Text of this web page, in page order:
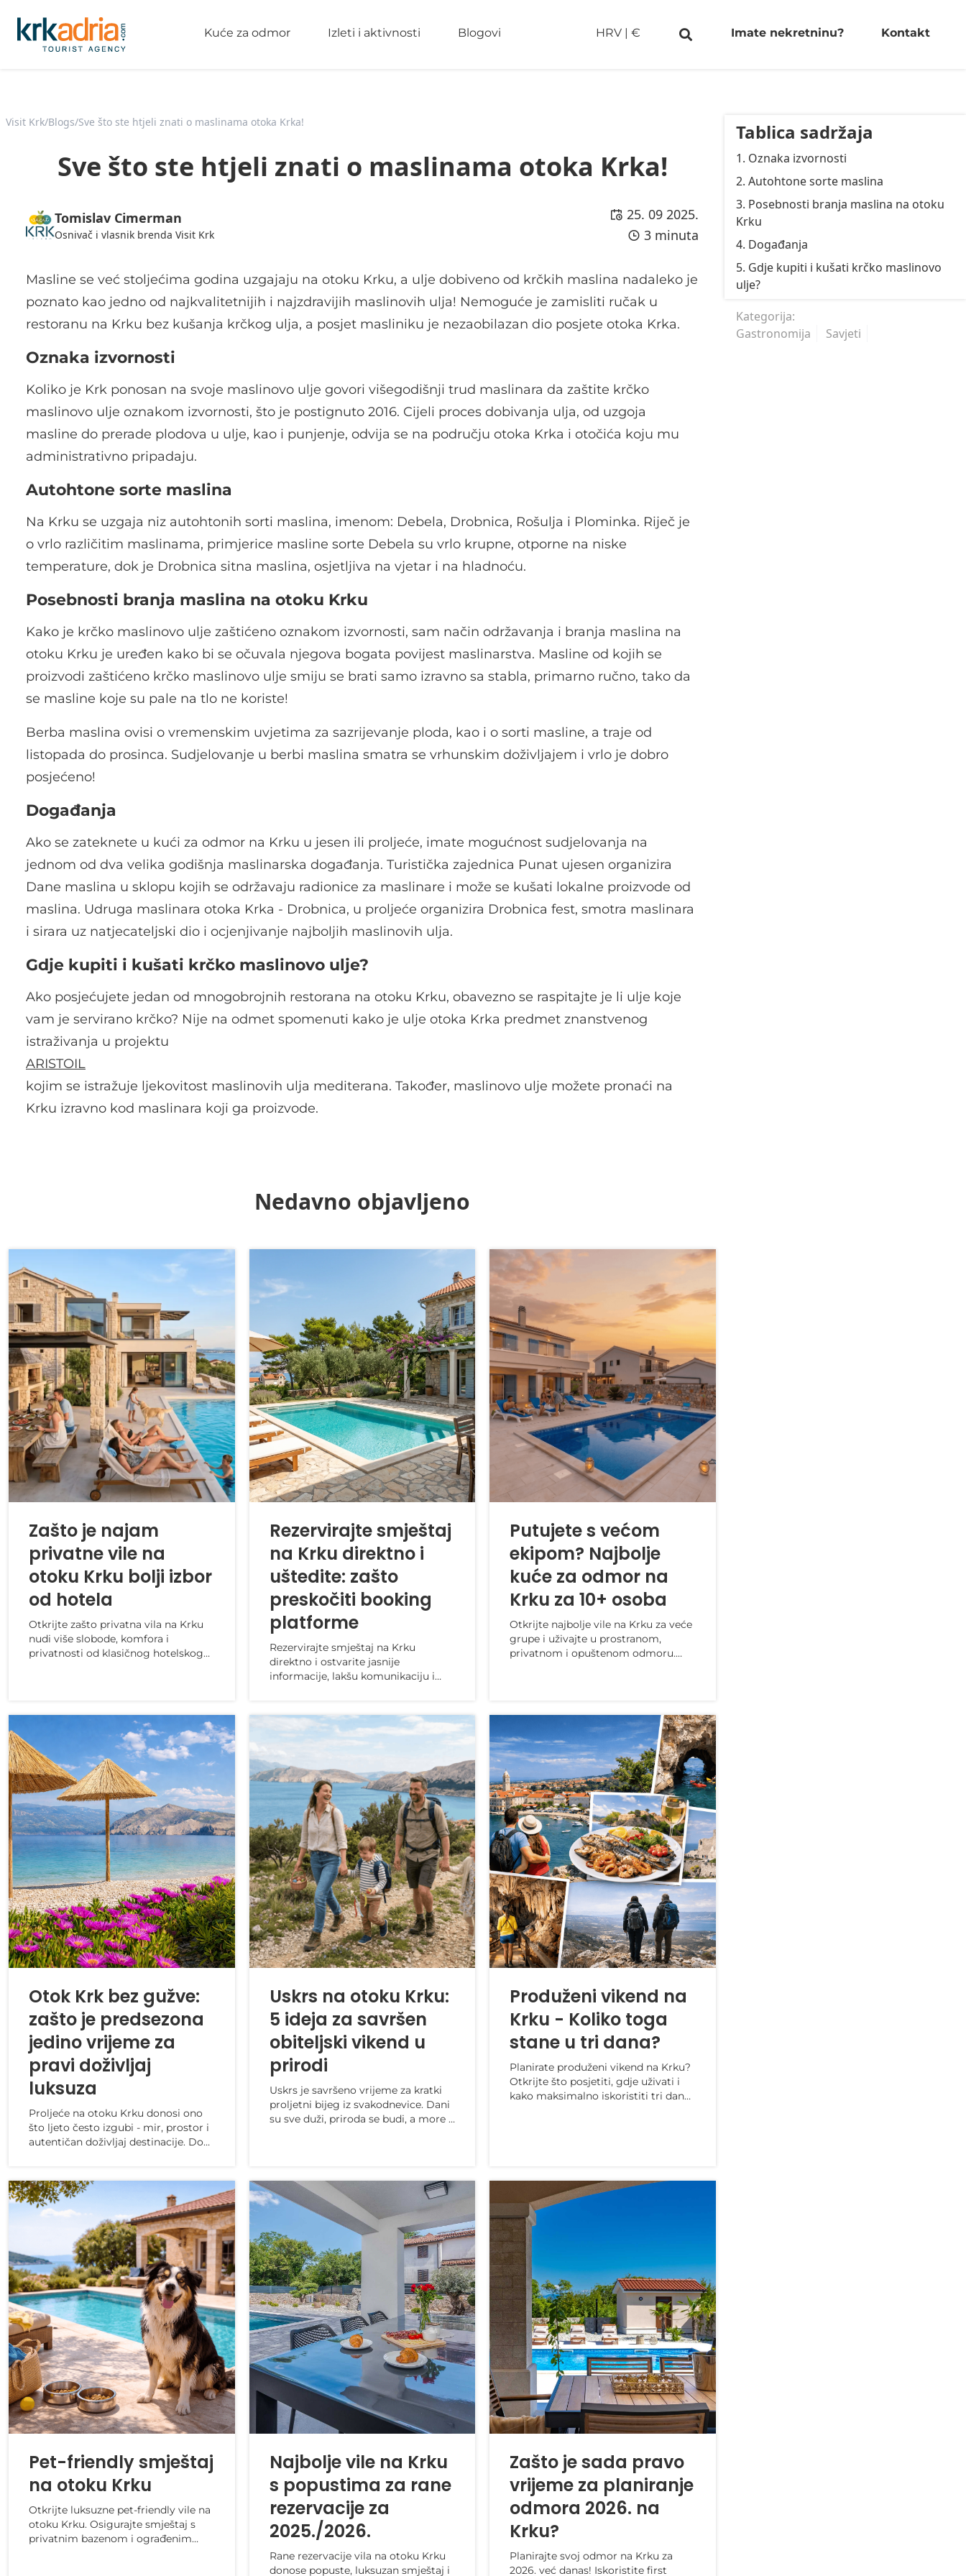
Kuće za odmor Izleti i aktivnosti Blogovi HRV| € Imate nekretninu? Kontakt
Visit Krk/Blogs/Sve što ste htjeli znati o maslinama otoka Krka!
Sve što ste htjeli znati o maslinama otoka Krka!
Tomislav Cimerman
Osnivač i vlasnik brenda Visit Krk
25. 09 2025.
3 minuta
Masline se već stoljećima godina uzgajaju na otoku Krku, a ulje dobiveno od krčkih maslina nadaleko je
poznato kao jedno od najkvalitetnijih i najzdravijih maslinovih ulja! Nemoguće je zamisliti ručak u
restoranu na Krku bez kušanja krčkog ulja, a posjet masliniku je nezaobilazan dio posjete otoka Krka.
Oznaka izvornosti
Koliko je Krk ponosan na svoje maslinovo ulje govori višegodišnji trud maslinara da zaštite krčko
maslinovo ulje oznakom izvornosti, što je postignuto 2016. Cijeli proces dobivanja ulja, od uzgoja
masline do prerade plodova u ulje, kao i punjenje, odvija se na području otoka Krka i otočića koju mu
administrativno pripadaju.
Autohtone sorte maslina
Na Krku se uzgaja niz autohtonih sorti maslina, imenom: Debela, Drobnica, Rošulja i Plominka. Riječ je
o vrlo različitim maslinama, primjerice masline sorte Debela su vrlo krupne, otporne na niske
temperature, dok je Drobnica sitna maslina, osjetljiva na vjetar i na hladnoću.
Posebnosti branja maslina na otoku Krku
Kako je krčko maslinovo ulje zaštićeno oznakom izvornosti, sam način održavanja i branja maslina na
otoku Krku je uređen kako bi se očuvala njegova bogata povijest maslinarstva. Masline od kojih se
proizvodi zaštićeno krčko maslinovo ulje smiju se brati samo izravno sa stabla, primarno ručno, tako da
se masline koje su pale na tlo ne koriste!
Berba maslina ovisi o vremenskim uvjetima za sazrijevanje ploda, kao i o sorti masline, a traje od
listopada do prosinca. Sudjelovanje u berbi maslina smatra se vrhunskim doživljajem i vrlo je dobro
posjećeno!
Događanja
Ako se zateknete u kući za odmor na Krku u jesen ili proljeće, imate mogućnost sudjelovanja na
jednom od dva velika godišnja maslinarska događanja. Turistička zajednica Punat ujesen organizira
Dane maslina u sklopu kojih se održavaju radionice za maslinare i može se kušati lokalne proizvode od
maslina. Udruga maslinara otoka Krka - Drobnica, u proljeće organizira Drobnica fest, smotra maslinara
i sirara uz natjecateljski dio i ocjenjivanje najboljih maslinovih ulja.
Gdje kupiti i kušati krčko maslinovo ulje?
Ako posjećujete jedan od mnogobrojnih restorana na otoku Krku, obavezno se raspitajte je li ulje koje
vam je servirano krčko? Nije na odmet spomenuti kako je ulje otoka Krka predmet znanstvenog
istraživanja u projektu
ARISTOIL
kojim se istražuje ljekovitost maslinovih ulja mediterana. Također, maslinovo ulje možete pronaći na
Krku izravno kod maslinara koji ga proizvode.
Nedavno objavljeno
Zašto je najam
privatne vile na
otoku Krku bolji izbor
od hotela
Otkrijte zašto privatna vila na Krku
nudi više slobode, komfora i
privatnosti od klasičnog hotelskog
Rezervirajte smještaj
na Krku direktno i
uštedite: zašto
preskočiti booking
platforme
Rezervirajte smještaj na Krku
direktno i ostvarite jasnije
informacije, lakšu komunikaciju i
Putujete s većom
ekipom? Najbolje
kuće za odmor na
Krku za 10+ osoba
Otkrijte najbolje vile na Krku za veće
grupe i uživajte u prostranom,
privatnom i opuštenom odmoru.
Otok Krk bez gužve:
zašto je predsezona
jedino vrijeme za
pravi doživljaj
luksuza
Proljeće na otoku Krku donosi ono
što ljeto često izgubi - mir, prostor i
autentičan doživljaj destinacije. Dok
Uskrs na otoku Krku:
5 ideja za savršen
obiteljski vikend u
prirodi
Uskrs je savršeno vrijeme za kratki
proljetni bijeg iz svakodnevice. Dani
su sve duži, priroda se budi, a more i
Produženi vikend na
Krku - Koliko toga
stane u tri dana?
Planirate produženi vikend na Krku?
Otkrijte što posjetiti, gdje uživati i
kako maksimalno iskoristiti tri dana
Pet-friendly smještaj
na otoku Krku
Otkrijte luksuzne pet-friendly vile na
otoku Krku. Osigurajte smještaj s
privatnim bazenom i ograđenim
Najbolje vile na Krku
s popustima za rane
rezervacije za
2025./2026.
Rane rezervacije vila na otoku Krku
donose popuste, luksuzan smještaj i
Zašto je sada pravo
vrijeme za planiranje
odmora 2026. na
Krku?
Planirajte svoj odmor na Krku za
2026. već danas! Iskoristite first
Tablica sadržaja
1. Oznaka izvornosti
2. Autohtone sorte maslina
3. Posebnosti branja maslina na otoku
Krku
4. Događanja
5. Gdje kupiti i kušati krčko maslinovo
ulje?
Kategorija:
Gastronomija
Savjeti